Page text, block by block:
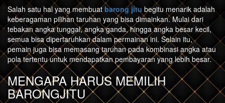
Salah satu hal yang membuatbarong jitu begitu menarik adalah
keberagaman pilihan taruhan yang bisa dimainkan. Mulai dari
tebakan angka tunggal, angka ganda, hingga angka besar kecil,
semua bisa dipertaruhkan dalam permainan ini. Selain itu,
pemain juga bisa memasang taruhan pada kombinasi angka atau
pola tertentu untuk mendapatkan pembayaran yang lebih besar.
MENGAPA HARUS MEMILIH
BARONGJITU